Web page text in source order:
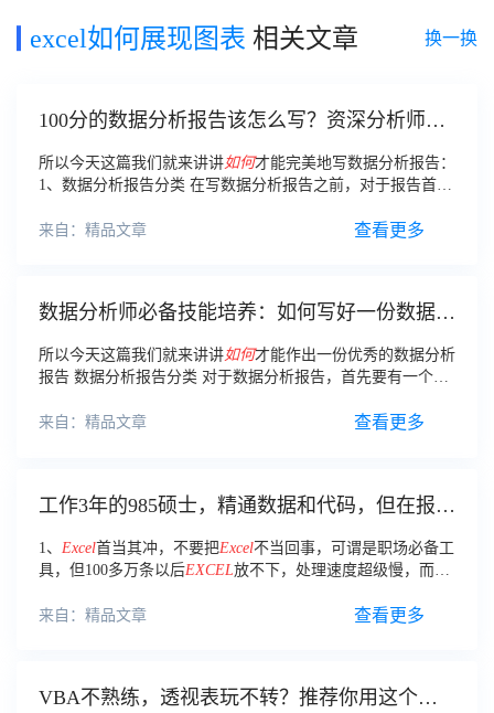
excel如何展现图表 相关文章 换一换
100分的数据分析报告该怎么写？资深分析师手
把手教你，快收藏
所以今天这篇我们就来讲讲如何才能完美地写数据分析报告：
1、数据分析报告分类 在写数据分析报告之前，对于报告首先
描述类报告：通常是对业务数据的日常
来自：精品文章 查看更多
数据分析师必备技能培养：如何写好一份数据分
析报告？
所以今天这篇我们就来讲讲如何才能作出一份优秀的数据分析
报告 数据分析报告分类 对于数据分析报告，首先要有一个概
告，通常是对业务数据的日常
，比如上月的销售额是多少
来自：精品文章 查看更多
工作3年的985硕士，精通数据和代码，但在报表
1、 Excel首当其冲，不要把Excel不当回事，可谓是职场必备工
具，但100多万条以后EXCEL放不下，处理速度超级慢，而且
来自：精品文章
查看更多
VBA不熟练，透视表玩不转？推荐你用这个傻